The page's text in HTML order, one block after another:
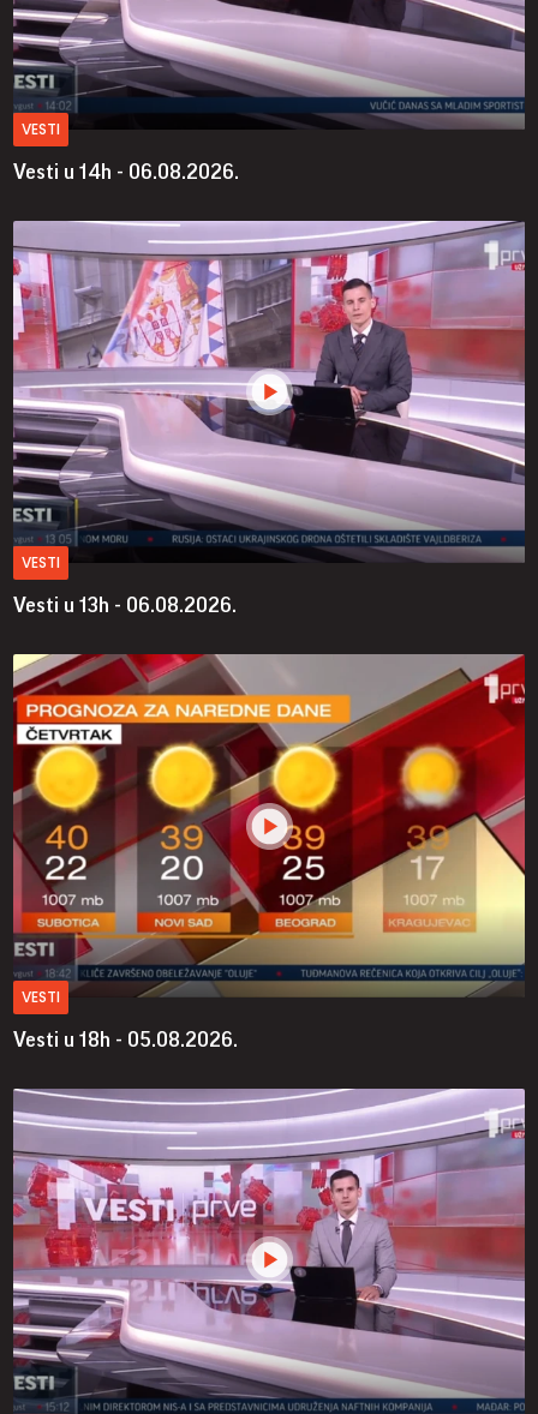
VESTI
Vesti u 14h - 06.08.2026.
VESTI
Vesti u 13h - 06.08.2026.
VESTI
Vesti u 18h - 05.08.2026.